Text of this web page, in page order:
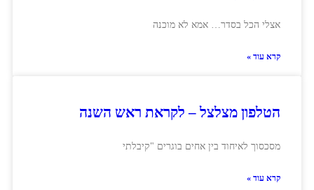
אצלי הכל בסדר… אמא לא מוכנה
קרא עוד »
הטלפון מצלצל – לקראת ראש השנה
מסכסוך לאיחוד בין אחים בוגרים "קיבלתי
קרא עוד »